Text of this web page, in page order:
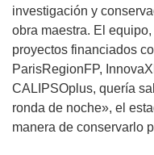
s
e
a
b
r
i
r
investigación y
obra maestra. El
proyectos financiados
ParisRegionFP,
CALIPSOplus, quería
ronda de noche», el
manera de conservarlo